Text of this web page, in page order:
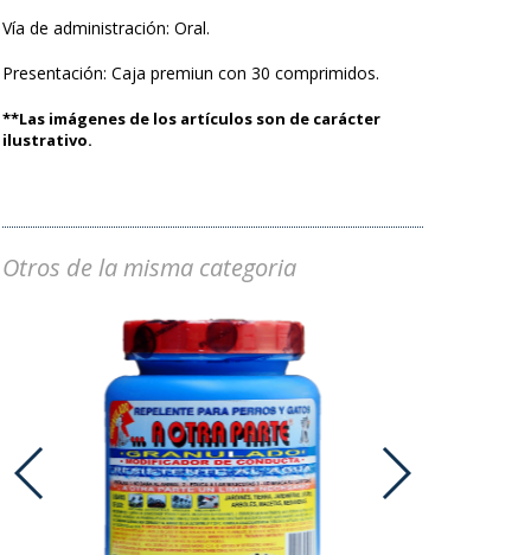
Vía de administración: Oral.
Presentación: Caja premiun con 30 comprimidos.
**Las imágenes de los artículos son de carácter
ilustrativo.
Otros de la misma categoria